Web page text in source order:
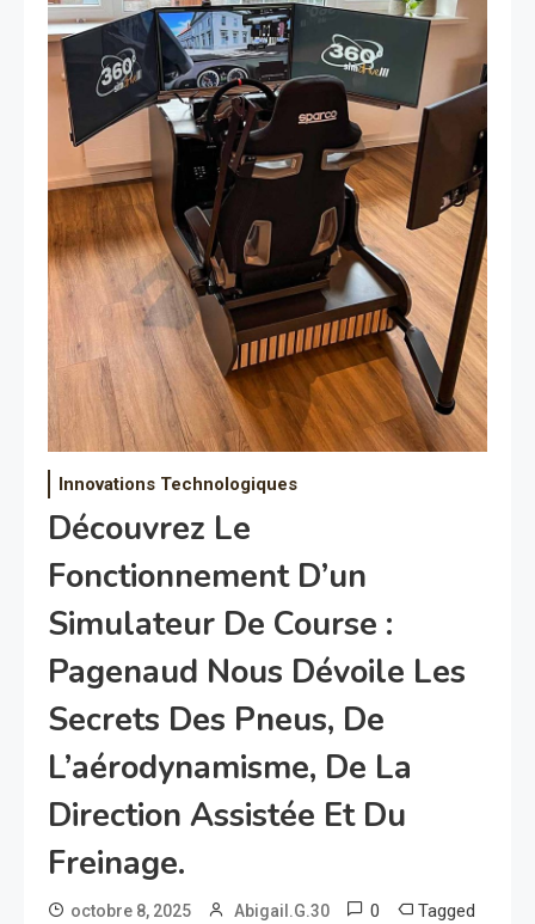
Innovations Technologiques
Découvrez Le
Fonctionnement D’un
Simulateur De Course :
Pagenaud Nous Dévoile Les
Secrets Des Pneus, De
L’aérodynamisme, De La
Direction Assistée Et Du
Freinage.
octobre 8, 2025 Abigail.G.30 0 Tagged